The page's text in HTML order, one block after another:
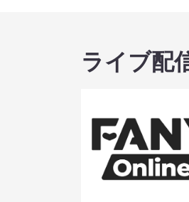
ライブ配